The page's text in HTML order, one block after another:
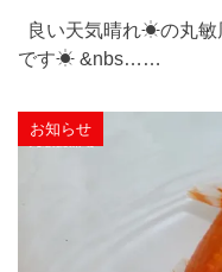
良い天気晴れ☀の丸
です☀ &nbs……
お知らせ